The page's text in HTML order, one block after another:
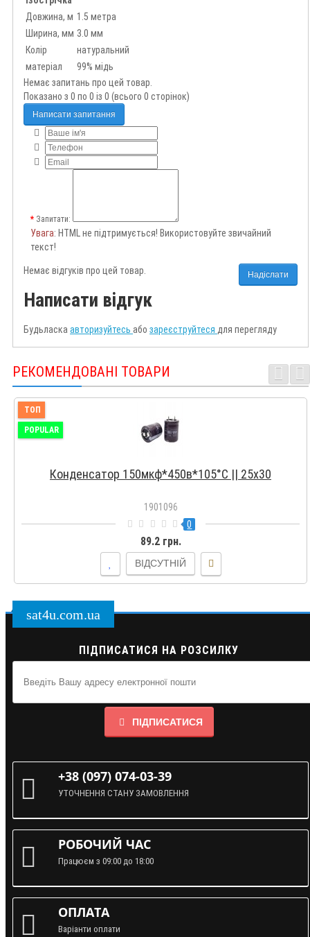
Довжина, м 1.5 метра
Ширина, мм 3.0 мм
Колір
натуральний
матеріал
99% мідь
Немає запитань про цей товар.
Показано з 0 по 0 із 0 (всього 0 сторінок)
Написати запитання
Запитати:
Увага: HTML не підтримується! Використовуйте звичайний
текст!
Надіслати
Немає відгуків про цей товар.
Написати відгук
Будьласка авторизуйтесь або зареєструйтеся для перегляду
РЕКОМЕНДОВАНІ ТОВАРИ
ТОП
POPULAR
Конденсатор 150мкф*450в*105°С || 25x30
1901096
0
89.2 грн.
ВІДСУТНІЙ
sat4u.com.ua
ПІДПИСАТИСЯ НА РОЗСИЛКУ
ПІДПИСАТИСЯ
+38 (097) 074-03-39
УТОЧНЕННЯ СТАНУ ЗАМОВЛЕННЯ
РОБОЧИЙ ЧАС
Працюєм з 09:00 до 18:00
ОПЛАТА
Варіанти оплати